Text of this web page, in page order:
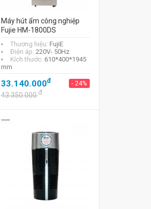
Máy hút ẩm công nghiệp
Fujie HM-1800DS
Thương hiệu: FujiE
Điện áp: 220V- 50Hz
Kích thước: 610*400*1945
mm
33.140.000đ - 24%
43.350.000đ